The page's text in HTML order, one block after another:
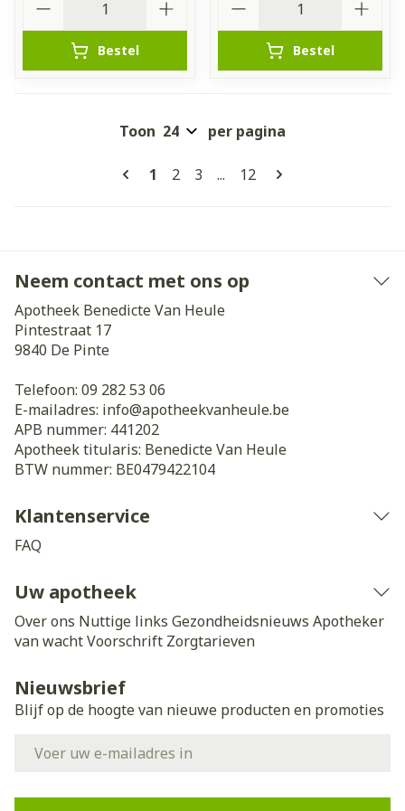
Bestel Bestel
Pagina's
U lees momenteel pagina
1 Pagina
2 Pagina
3 ... Pagina
12
Toon per pagina
Neem contact met ons op
Apotheek Benedicte Van Heule
Pintestraat 17
9840 De Pinte
Telefoon: 09 282 53 06
E-mailadres: info@apotheekvanheule.be
APB nummer: 441202
Apotheek titularis: Benedicte Van Heule
BTW nummer: BE0479422104
Klantenservice
FAQ
Uw apotheek
Over ons Nuttige links Gezondheidsnieuws Apotheker
van wachtVoorschrift Zorgtarieven
Nieuwsbrief
Blijf op de hoogte van nieuwe producten en promoties